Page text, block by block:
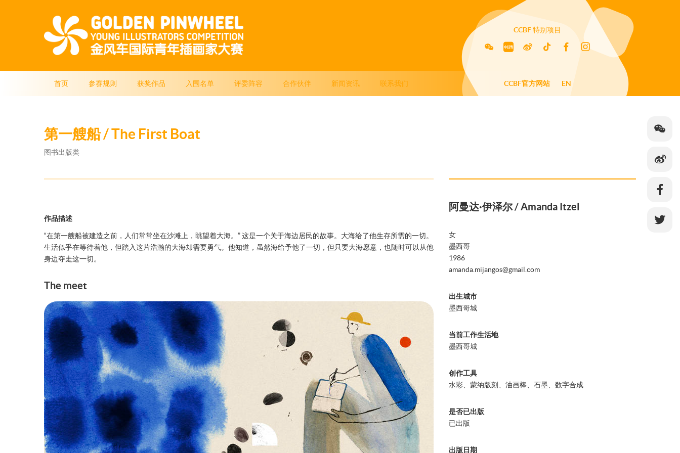
CCBF特别项目
首页 参赛规则 获奖作品 入围名单 评委阵容 合作伙伴 新闻资讯 联系我们 CCBF官方网站 EN
第一艘船 / The First Boat
图书出版类
作品描述
“在第一艘船被建造之前，人们常常坐在沙滩上，眺望着大海。” 这是一个关于海边居民的故事。大海给了他生存所需的一切。
生活似乎在等待着他，但踏入这片浩瀚的大海却需要勇气。他知道，虽然海给予他了一切，但只要大海愿意，也随时可以从他
身边夺走这一切。
The meet
阿曼达·伊泽尔 / Amanda Itzel
女
墨西哥
1986
amanda.mijangos@gmail.com
出生城市
墨西哥城
当前工作生活地
墨西哥城
创作工具
水彩、蒙纳版刻、油画棒、石墨、数字合成
是否已出版
已出版
出版日期